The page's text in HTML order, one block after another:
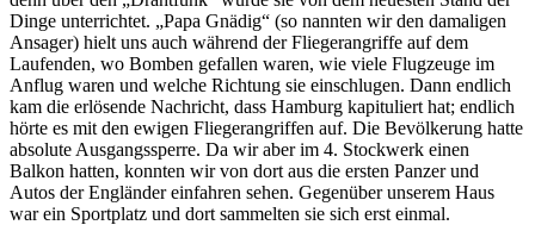
Dinge unterrichtet.
Papa Gnädig
(so nannten wir den damaligen
Ansager) hielt uns auch während der Fliegerangriffe auf dem
Laufenden, wo Bomben gefallen waren, wie viele Flugzeuge im
Anflug waren und welche Richtung sie einschlugen. Dann endlich
kam die erlösende Nachricht, dass Hamburg kapituliert hat; endlich
hörte es mit den ewigen Fliegerangriffen auf. Die Bevölkerung hatte
absolute Ausgangssperre. Da wir aber im 4. Stockwerk einen
Balkon hatten, konnten wir von dort aus die ersten Panzer und
Autos der Engländer einfahren sehen. Gegenüber unserem Haus
war ein Sportplatz und dort sammelten sie sich erst einmal.